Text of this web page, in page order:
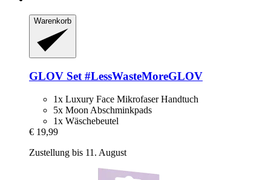
Warenkorb
GLOV Set #LessWasteMoreGLOV
1x Luxury Face Mikrofaser Handtuch
5x Moon Abschminkpads
1x Wäschebeutel
€ 19,99
Zustellung bis 11. August